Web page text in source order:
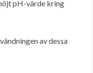
pH-värde kring
av dessa